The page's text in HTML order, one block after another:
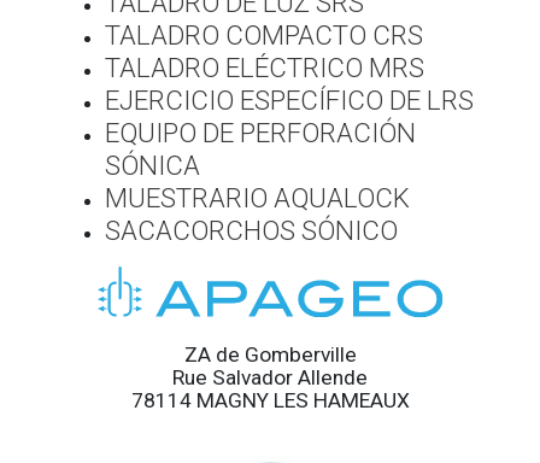
TALADRO COMPACTO CRS
TALADRO ELÉCTRICO MRS
EJERCICIO ESPECÍFICO DE LRS
EQUIPO DE PERFORACIÓN
SÓNICA
MUESTRARIO AQUALOCK
SACACORCHOS SÓNICO
ZA de Gomberville
Rue Salvador Allende
78114 MAGNY LES HAMEAUX